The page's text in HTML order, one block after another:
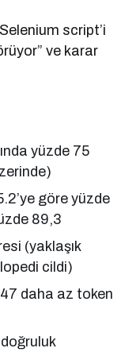
script’i
ve karar
yüzde 75
göre yüzde
89,3
(yaklaşık
cildi)
daha az token